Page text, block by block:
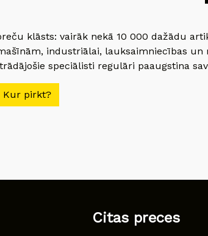
klāsts: vairāk nekā 10 000 dažādu
industriālai, lauksaimniecības
speciālisti regulāri paaugstina
Kur pirkt?
Citas preces